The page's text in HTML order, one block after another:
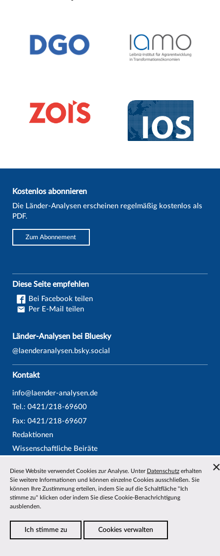
Kostenlos abonnieren
Die Länder-Analysen erscheinen regelmäßig kostenlos als
PDF.
Zum Abonnement
Diese Seite empfehlen
Bei Facebook teilen
Per E-Mail teilen
Länder-Analysen bei Bluesky
@laenderanalysen.bsky.social
Kontakt
info@laender-analysen.de
Tel.: 0421/218-69600
Fax: 0421/218-69607
Redaktionen
Wissenschaftliche Beiräte
Datenschutz
—Impressum Barrierefreiheit
Diese Website verwendet Cookies zur Analyse. Unter Datenschutz erhalten
Sie weitere Informationen und können einzelne Cookies ausschließen. Sie
können Ihre Zustimmung erteilen, indem Sie auf die Schaltfläche "Ich
stimme zu" klicken oder indem Sie diese Cookie-Benachrichtigung
ausblenden.
Ich stimme zu Cookies verwalten